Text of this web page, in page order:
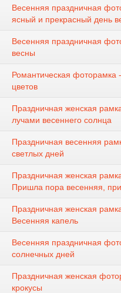
Весенняя праздничная
ясный и прекрасный день ве
Весенняя праздничная
весны
Романтическая фоторамка
цветов
Праздничная женская
лучами весеннего солнца
Праздничная весенняя
светлых дней
Праздничная женская
Пришла пора весенняя,
Праздничная женская
Весенняя капель
Весенняя праздничная
солнечных дней
Праздничная женская
крокусы